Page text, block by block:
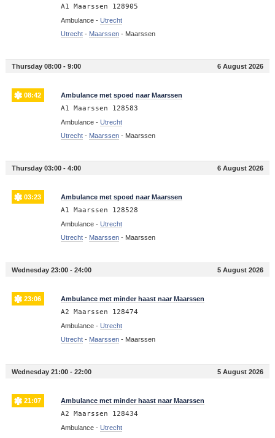
A1 Maarssen 128905
Ambulance - Utrecht
Utrecht- Maarssen- Maarssen
Thursday 08:00 - 9:00 6 August 2026
08:42 Ambulance met spoed naar Maarssen
A1 Maarssen 128583
Ambulance - Utrecht
Utrecht- Maarssen- Maarssen
Thursday 03:00 - 4:00 6 August 2026
03:23 Ambulance met spoed naar Maarssen
A1 Maarssen 128528
Ambulance - Utrecht
Utrecht- Maarssen- Maarssen
Wednesday 23:00 - 24:00 5 August 2026
23:06 Ambulance met minder haast naar Maarssen
A2 Maarssen 128474
Ambulance - Utrecht
Utrecht- Maarssen- Maarssen
Wednesday 21:00 - 22:00 5 August 2026
21:07 Ambulance met minder haast naar Maarssen
A2 Maarssen 128434
Ambulance - Utrecht